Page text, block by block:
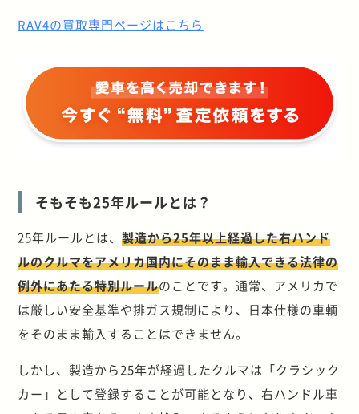
RAV4の買取専門ページはこちら
そもそも25年ルールとは？
25年ルールとは、製造から25年以上経過した右ハンド
ルのクルマをアメリカ国内にそのまま輸入できる法律の
例外にあたる特別ルールのことです。通常、アメリカで
は厳しい安全基準や排ガス規制により、日本仕様の車輌
をそのまま輸入することはできません。
しかし、製造から25年が経過したクルマは「クラシック
カー」として登録することが可能となり、右ハンドル車